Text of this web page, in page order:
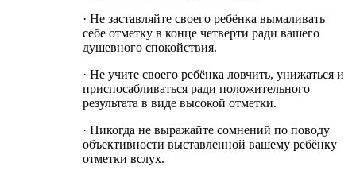
· Не заставляйте своего ребёнка вымаливать
себе отметку в конце четверти ради вашего
душевного спокойствия.
· Не учите своего ребёнка ловчить, унижаться и
приспосабливаться ради положительного
результата в виде высокой отметки.
· Никогда не выражайте сомнений по поводу
объективности выставленной вашему ребёнку
отметки вслух.